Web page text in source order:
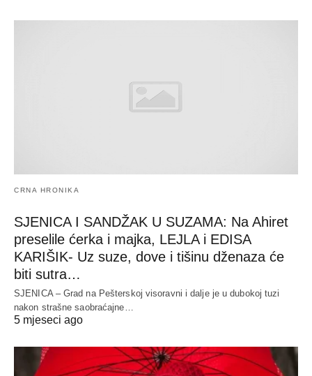
CRNA HRONIKA
SJENICA I SANDŽAK U SUZAMA: Na Ahiret
preselile ćerka i majka, LEJLA i EDISA
KARIŠIK- Uz suze, dove i tišinu dženaza će
biti sutra…
SJENICA – Grad na Pešterskoj visoravni i dalje je u dubokoj tuzi
nakon strašne saobraćajne…
5 mjeseci ago